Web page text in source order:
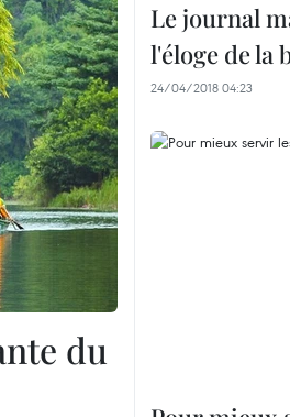
du
Le journal
l'éloge de la
24/04/2018 04:23